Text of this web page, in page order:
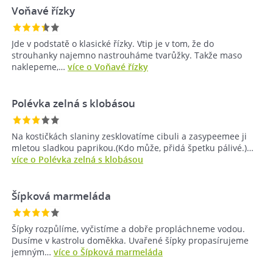
Voňavé řízky
Jde v podstatě o klasické řízky. Vtip je v tom, že do
strouhanky najemno nastrouháme tvarůžky. Takže maso
naklepeme,… více o Voňavé řízky
Polévka zelná s klobásou
Na kostičkách slaniny zesklovatíme cibuli a zasypeemee ji
mletou sladkou paprikou.(Kdo může, přidá špetku pálivé.)…
více o Polévka zelná s klobásou
Šípková marmeláda
Šípky rozpůlíme, vyčistíme a dobře propláchneme vodou.
Dusíme v kastrolu doměkka. Uvařené šípky propasírujeme
jemným… více o Šípková marmeláda